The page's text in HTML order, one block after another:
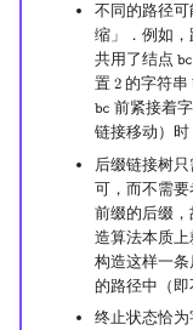
不同的路径
缩」．例如，
共用了结点 𝚋𝚌
bc
置 2
2的字符串
𝚋𝚌
bc 前紧接着
链接移动）时
后缀链接树
可，而不需
前缀的后缀
造算法本质上
构造这样一
的路径中（
终止状态恰为